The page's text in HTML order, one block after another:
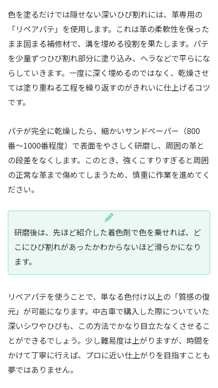
色を塗るだけでは隠せない深いひび割れには、革専用の
「リペアパテ」を使用します。これは革の柔軟性を保った
まま固まる補修材で、溝を埋める役割を果たします。パテ
を少量ずつひび割れ部分に塗り込み、ヘラなどで平らにな
らしていきます。一度に深く埋めるのではなく、乾燥させ
ては塗り重ねる工程を繰り返すのがきれいに仕上げるコツ
です。
パテが完全に乾燥したら、細かいサンドペーパー（800
番〜1000番程度）で表面をやさしく研磨し、周囲の革と
の段差をなくします。このとき、強くこすりすぎると周囲
の正常な革まで傷めてしまうため、慎重に作業を進めてく
ださい。
研磨後は、先ほど紹介した着色剤で色を乗せれば、ど
こにひび割れがあったかわからないほど滑らかになり
ます。
リペアパテを使うことで、単なる色付け以上の「質感の復
元」が可能になります。中古車で購入した際についていた
深いシワやひびも、この方法でかなり目立たなくさせるこ
とができるでしょう。少し難易度は上がりますが、時間を
かけて丁寧に行えば、プロに近い仕上がりを目指すことも
夢ではありません。